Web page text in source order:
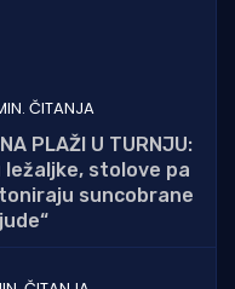
ČITANJA
PLAŽI U TURNJU:
ležaljke, stolove pa
suncobrane